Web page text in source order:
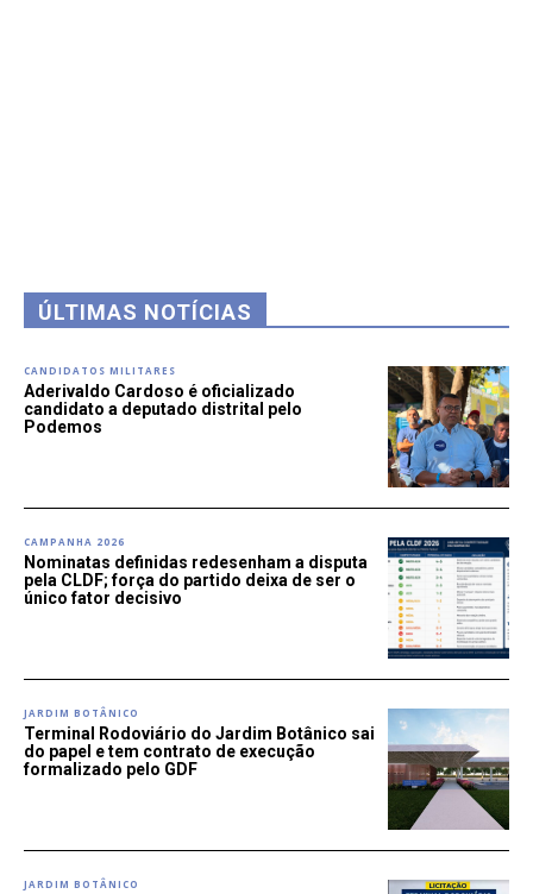
ÚLTIMAS NOTÍCIAS
CANDIDATOS MILITARES
Aderivaldo Cardoso é oficializado
candidato a deputado distrital pelo
Podemos
CAMPANHA 2026
Nominatas definidas redesenham a disputa
pela CLDF; força do partido deixa de ser o
único fator decisivo
JARDIM BOTÂNICO
Terminal Rodoviário do Jardim Botânico sai
do papel e tem contrato de execução
formalizado pelo GDF
JARDIM BOTÂNICO